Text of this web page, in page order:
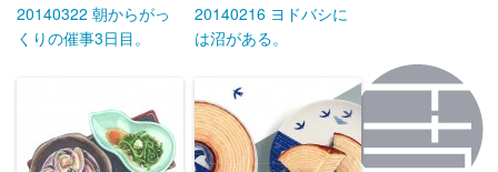
20140322 朝からがっ
くりの催事3日目。
20140216 ヨドバシに
は沼がある。